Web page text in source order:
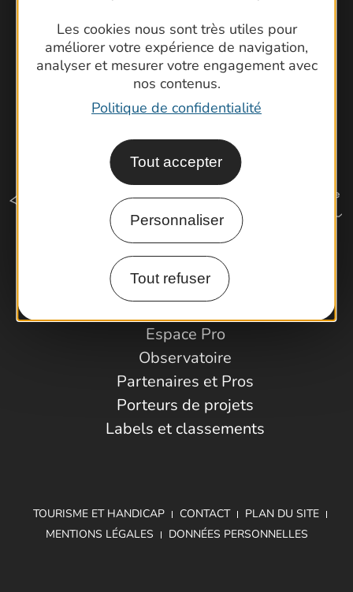
Les cookies nous sont très utiles pour
améliorer votre expérience de navigation,
analyser et mesurer votre engagement avec
nos contenus.
Politique de confidentialité
Tout accepter
Personnaliser
Tout refuser
Comment venir ?
Espace Pro
Observatoire
Partenaires et Pros
Porteurs de projets
Labels et classements
TOURISME ET HANDICAP CONTACT
PLAN DU SITE
MENTIONS LÉGALES
DONNÉES PERSONNELLES